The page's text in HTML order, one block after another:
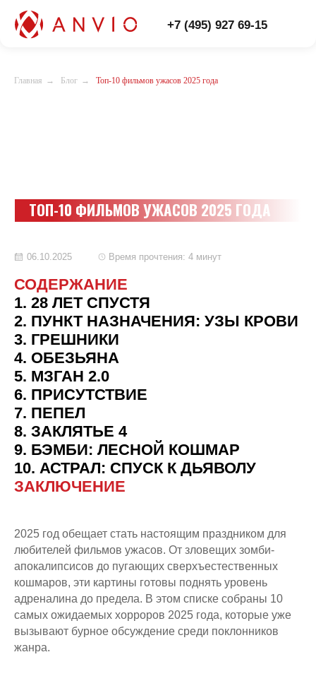
+7 (495) 927 69-15
Главная → Блог → Топ-10 фильмов ужасов 2025 года
СОДЕРЖАНИЕ
1. 28 ЛЕТ СПУСТЯ
2. ПУНКТ НАЗНАЧЕНИЯ: УЗЫ КРОВИ
3. ГРЕШНИКИ
4. ОБЕЗЬЯНА
5. МЗГАН 2.0
6. ПРИСУТСТВИЕ
7. ПЕПЕЛ
8. ЗАКЛЯТЬЕ 4
9. БЭМБИ: ЛЕСНОЙ КОШМАР
10. АСТРАЛ: СПУСК К ДЬЯВОЛУ
ЗАКЛЮЧЕНИЕ
2025 год обещает стать настоящим праздником для
любителей фильмов ужасов. От зловещих зомби-
апокалипсисов до пугающих сверхъестественных
кошмаров, эти картины готовы поднять уровень
адреналина до предела. В этом списке собраны 10
самых ожидаемых хорроров 2025 года, которые уже
вызывают бурное обсуждение среди поклонников
жанра.